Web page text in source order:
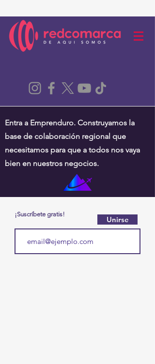
Entra a Emprenduro. Construyamos la
base de colaboración regional que
necesitamos para que a todos nos vaya
bien en nuestros negocios.
¡Suscríbete gratis!
Unirse